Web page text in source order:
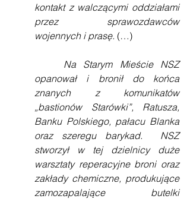
kontakt z walczącymi oddziałami
przez sprawozdawców
wojennych i prasę. (…)
opanował i bronił do końca
znanych z komunikatów
„bastionów Starówki”, Ratusza,
Banku Polskiego, pałacu Blanka
oraz szeregu barykad.  NSZ
stworzył w tej dzielnicy duże
warsztaty reperacyjne broni oraz
zakłady chemiczne, produkujące
zamozapalające butelki